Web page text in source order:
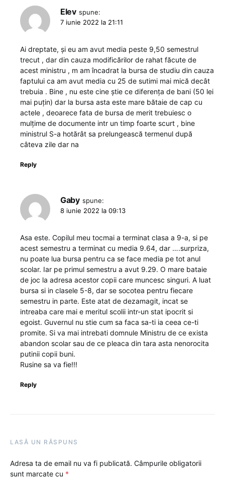
Elev spune:
7 iunie 2022 la 21:11
Ai dreptate, și eu am avut media peste 9,50 semestrul
trecut , dar din cauza modificărilor de rahat făcute de
acest ministru , m am încadrat la bursa de studiu din cauza
faptului ca am avut media cu 25 de sutimi mai mică decât
trebuia . Bine , nu este cine știe ce diferența de bani (50 lei
mai puțin) dar la bursa asta este mare bătaie de cap cu
actele , deoarece fata de bursa de merit trebuiesc o
mulțime de documente intr un timp foarte scurt , bine
ministrul S-a hotărât sa prelungească termenul după
câteva zile dar na
Reply
Gaby spune:
8 iunie 2022 la 09:13
Asa este. Copilul meu tocmai a terminat clasa a 9-a, si pe
acest semestru a terminat cu media 9.64, dar ….surpriza,
nu poate lua bursa pentru ca se face media pe tot anul
scolar. Iar pe primul semestru a avut 9.29. O mare bataie
de joc la adresa acestor copii care muncesc singuri. A luat
bursa si in clasele 5-8, dar se socotea pentru fiecare
semestru in parte. Este atat de dezamagit, incat se
intreaba care mai e meritul scolii intr-un stat ipocrit si
egoist. Guvernul nu stie cum sa faca sa-ti ia ceea ce-ti
promite. Si va mai intrebati domnule Ministru de ce exista
abandon scolar sau de ce pleaca din tara asta nenorocita
putinii copii buni.
Rusine sa va fie!!!
Reply
LASĂ UN RĂSPUNS
Adresa ta de email nu va fi publicată. Câmpurile obligatorii
sunt marcate cu *